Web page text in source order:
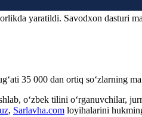
yaratildi. Savodxon dasturi
35 000 dan ortiq so‘zlarning
o‘zbek tilini o‘rganuvchilar,
, Sarlavha.com loyihalarini